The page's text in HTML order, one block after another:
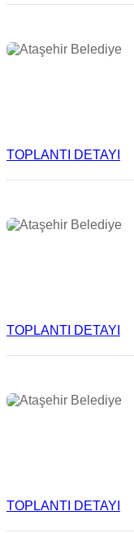
TOPLANTI DETAYI
TOPLANTI DETAYI
TOPLANTI DETAYI